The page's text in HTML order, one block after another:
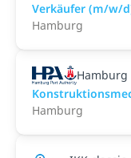
Verkäufer (m/w/
Hamburg
Hamburg
Hamburg